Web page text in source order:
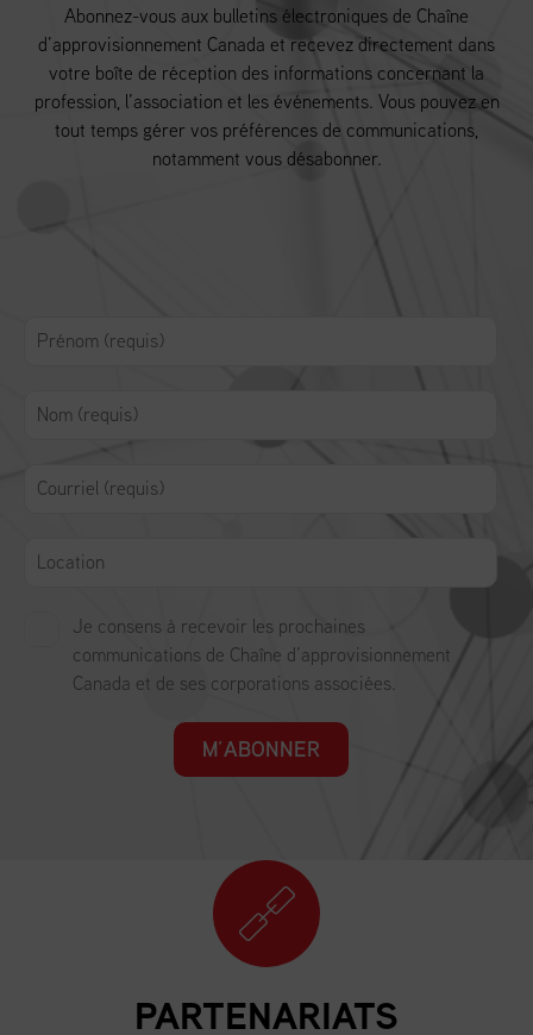
Abonnez-vous aux bulletins électroniques de Chaîne
d’approvisionnement Canada et recevez directement dans
votre boîte de réception des informations concernant la
profession, l’association et les événements. Vous pouvez en
tout temps gérer vos préférences de communications,
notamment vous désabonner.
Je consens à recevoir les prochaines
communications de Chaîne d’approvisionnement
Canada et de ses corporations associées.
M’ABONNER
PARTENARIATS